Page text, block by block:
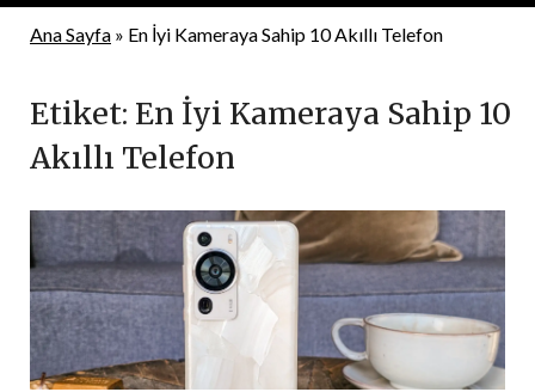
Ana Sayfa » En İyi Kameraya Sahip 10 Akıllı Telefon
Etiket: En İyi Kameraya Sahip 10
Akıllı Telefon